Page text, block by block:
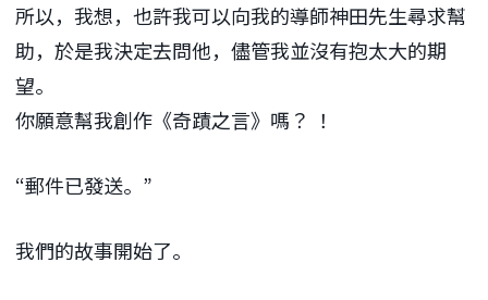
所以，我想，也許我可以向我的導師神田先生尋求幫
助，於是我決定去問他，儘管我並沒有抱太大的期
望。
你願意幫我創作《奇蹟之言》嗎？ ！
“郵件已發送。”
我們的故事開始了。